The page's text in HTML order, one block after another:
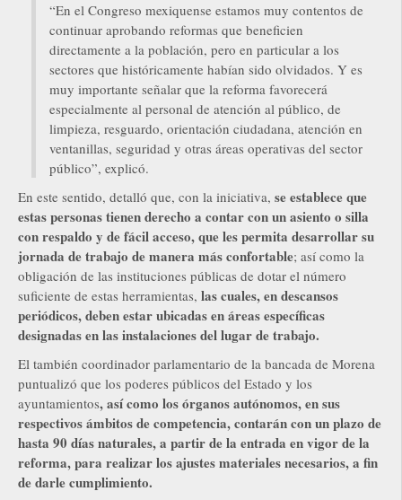
“En el Congreso mexiquense estamos muy contentos de
continuar aprobando reformas que beneficien
directamente a la población, pero en particular a los
sectores que históricamente habían sido olvidados. Y es
muy importante señalar que la reforma favorecerá
especialmente al personal de atención al público, de
limpieza, resguardo, orientación ciudadana, atención en
ventanillas, seguridad y otras áreas operativas del sector
público”, explicó.
En este sentido, detalló que, con la iniciativa, se establece que
estas personas tienen derecho a contar con un asiento o silla
con respaldo y de fácil acceso, que les permita desarrollar su
jornada de trabajo de manera más confortable; así como la
obligación de las instituciones públicas de dotar el número
suficiente de estas herramientas, las cuales, en descansos
periódicos, deben estar ubicadas en áreas específicas
designadas en las instalaciones del lugar de trabajo.
El también coordinador parlamentario de la bancada de Morena
puntualizó que los poderes públicos del Estado y los
ayuntamientos, así como los órganos autónomos, en sus
respectivos ámbitos de competencia, contarán con un plazo de
hasta 90 días naturales, a partir de la entrada en vigor de la
reforma, para realizar los ajustes materiales necesarios, a fin
de darle cumplimiento.